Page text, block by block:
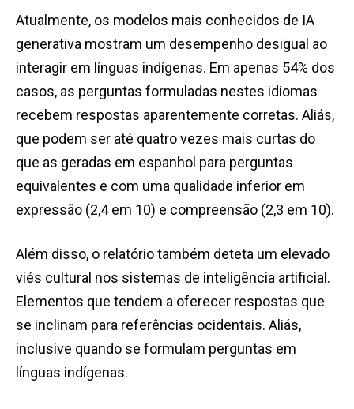
Atualmente, os modelos mais conhecidos de IA
generativa mostram um desempenho desigual ao
interagir em línguas indígenas. Em apenas 54% dos
casos, as perguntas formuladas nestes idiomas
recebem respostas aparentemente corretas. Aliás,
que podem ser até quatro vezes mais curtas do
que as geradas em espanhol para perguntas
equivalentes e com uma qualidade inferior em
expressão (2,4 em 10) e compreensão (2,3 em 10).
Além disso, o relatório também deteta um elevado
viés cultural nos sistemas de inteligência artificial.
Elementos que tendem a oferecer respostas que
se inclinam para referências ocidentais. Aliás,
inclusive quando se formulam perguntas em
línguas indígenas.